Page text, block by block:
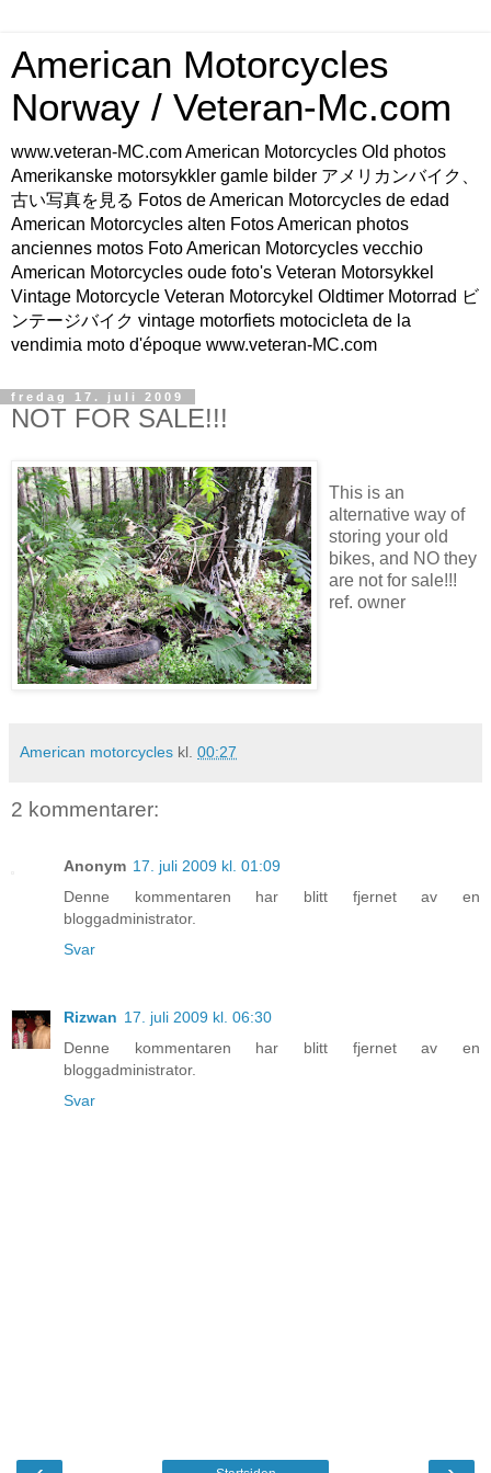
American Motorcycles
Norway / Veteran-Mc.com
www.veteran-MC.com American Motorcycles Old photos
Amerikanske motorsykkler gamle bilder アメリカンバイク、
古い写真を見る Fotos de American Motorcycles de edad
American Motorcycles alten Fotos American photos
anciennes motos Foto American Motorcycles vecchio
American Motorcycles oude foto's Veteran Motorsykkel
Vintage Motorcycle Veteran Motorcykel Oldtimer Motorrad ビ
ンテージバイク vintage motorfiets motocicleta de la
vendimia moto d'époque www.veteran-MC.com
fredag 17. juli 2009
NOT FOR SALE!!!
This is an
alternative way of
storing your old
bikes, and NO they
are not for sale!!!
ref. owner
American motorcycles kl. 00:27
2 kommentarer:
Anonym 17. juli 2009 kl. 01:09
Denne kommentaren har blitt fjernet av en
bloggadministrator.
Svar
Rizwan 17. juli 2009 kl. 06:30
Denne kommentaren har blitt fjernet av en
bloggadministrator.
Svar